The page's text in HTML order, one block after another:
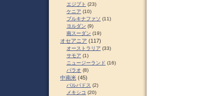
エジプト (23)
ケニア (10)
ブルキナファソ (11)
ヨルダン (9)
南スーダン (19)
オセアニア (117)
オーストラリア (33)
サモア (1)
ニュージーランド (16)
パラオ (8)
中南米 (45)
バルバドス (2)
メキシコ (20)